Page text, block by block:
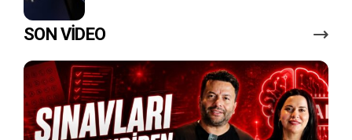
SON VİDEO